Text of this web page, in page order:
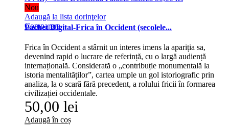
Nou
Adaugă la lista dorinţelor
Comparare
Pachet Digital-Frica în Occident (secolele...
Frica în Occident a stârnit un interes imens la apariția sa,
devenind rapid o lucrare de referință, cu o largă audiență
internațională. Considerată o „contribuție monumentală la
istoria mentalităților”, cartea umple un gol istoriografic prin
analiza, la o scară fără precedent, a rolului fricii în formarea
civilizației occidentale.
50,00 lei
Adaugă în coș